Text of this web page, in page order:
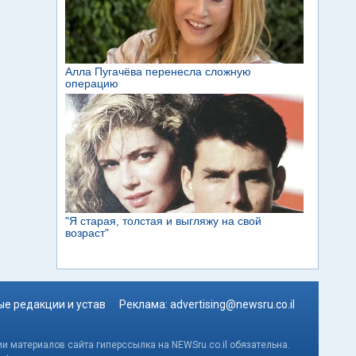
редакции и устав Реклама: advertising@newsru.co.il
сайта гиперссылка на NEWSru.co.il обязательна.